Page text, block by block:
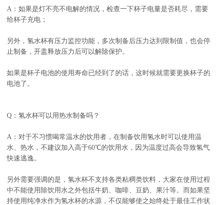
A：如果是灯不亮不电解的情况，检查一下杯子电量是否耗尽，需要
给杯子充电；
另外，氢水杯有压力监控功能，多次制备后压力达到限制值，也会停
止制备，开盖释放压力后可以解除保护。
如果是杯子电池的使用寿命已经到了的话，这时候就需要更换杯子的
电池了。
Q：氢水杯可以用热水制备吗？
A：对于不习惯喝常温水的饮用者，在制备饮用氢水时可以使用温
水、热水，不建议加入高于60℃的饮用水，因为温度过高会导致氢气
快速逃逸。
另外需要强调的是，氢水杯不支持各类粘稠类饮料，大家在使用过程
中不能使用除饮用水之外包括牛奶、咖啡、豆奶、果汁等。而如果坚
持使用纯净水作为氢水杯的水源，不仅能够使之始终处于最佳工作状